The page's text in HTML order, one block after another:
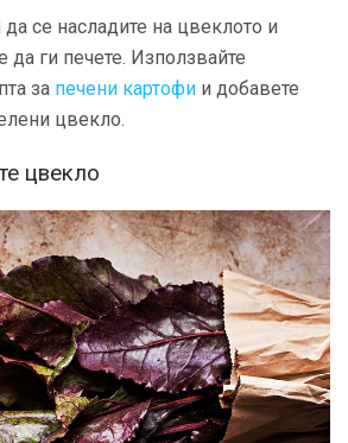
се насладите на цвеклото и
да ги печете. Използвайте
за печени картофи и добавете
цвекло.
цвекло